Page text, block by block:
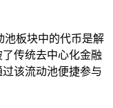
池板块中的代币是解
传统去中心化金融
该流动池便捷参与